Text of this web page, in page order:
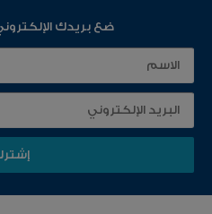
ضع بريدك